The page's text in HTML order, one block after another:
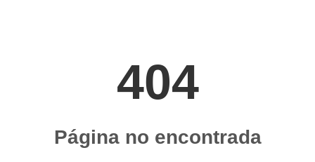
404
Página no encontrada